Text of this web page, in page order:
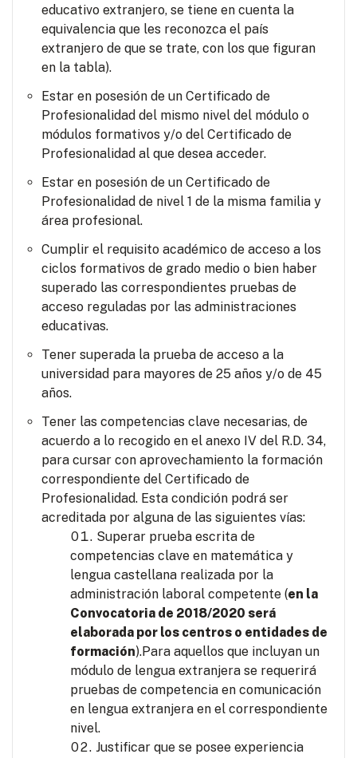
educativo extranjero, se tiene en cuenta la
equivalencia que les reconozca el país
extranjero de que se trate, con los que figuran
en la tabla).
Estar en posesión de un Certificado de
Profesionalidad del mismo nivel del módulo o
módulos formativos y/o del Certificado de
Profesionalidad al que desea acceder.
Estar en posesión de un Certificado de
Profesionalidad de nivel 1 de la misma familia y
área profesional.
Cumplir el requisito académico de acceso a los
ciclos formativos de grado medio o bien haber
superado las correspondientes pruebas de
acceso reguladas por las administraciones
educativas.
Tener superada la prueba de acceso a la
universidad para mayores de 25 años y/o de 45
años.
Tener las competencias clave necesarias, de
acuerdo a lo recogido en el anexo IV del R.D. 34,
para cursar con aprovechamiento la formación
correspondiente del Certificado de
Profesionalidad. Esta condición podrá ser
acreditada por alguna de las siguientes vías:
Superar prueba escrita de
competencias clave en matemática y
lengua castellana realizada por la
administración laboral competente (en la
Convocatoria de 2018/2020 será
elaborada por los centros o entidades de
formación).Para aquellos que incluyan un
módulo de lengua extranjera se requerirá
pruebas de competencia en comunicación
en lengua extranjera en el correspondiente
nivel.
Justificar que se posee experiencia